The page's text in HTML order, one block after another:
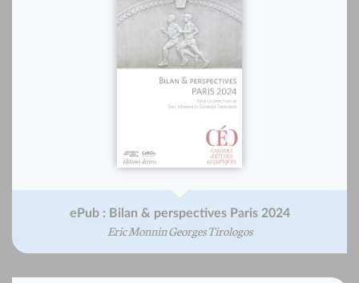
ePub : Bilan & perspectives Paris 2024
Eric Monnin Georges Tirologos